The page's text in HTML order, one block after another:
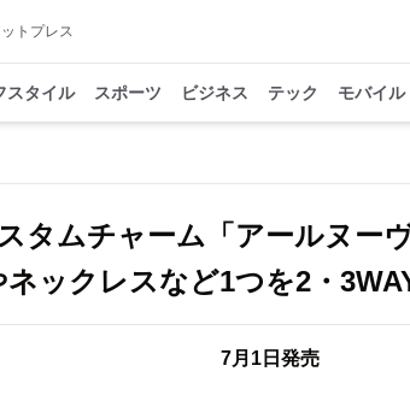
トプレス
スタイル スポーツ ビジネス テック モバイル
ムチャーム「アールヌー
ックレスなど1つを2・
7月1日発売